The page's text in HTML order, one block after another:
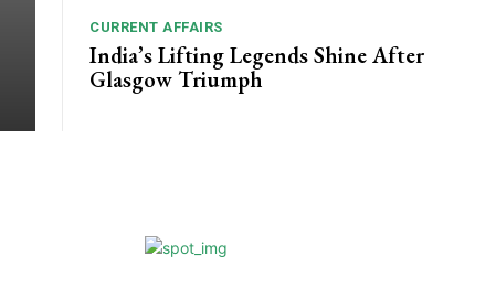
CURRENT AFFAIRS
India’s Lifting Legends Shine After
Glasgow Triumph